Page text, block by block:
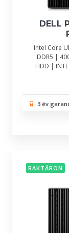
DELL
Intel Core
DDR5 |
HDD |
3 év
RAKTÁRON